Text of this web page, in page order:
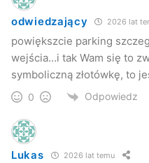
odwiedzający 2026 lat
powiększcie parking
wejścia…i tak Wam się to
symboliczną złotówkę, to
0 Odpowiedz
Lukas 2026 lat temu